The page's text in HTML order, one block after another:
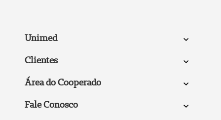
Unimed
Clientes
Área do Cooperado
Fale Conosco